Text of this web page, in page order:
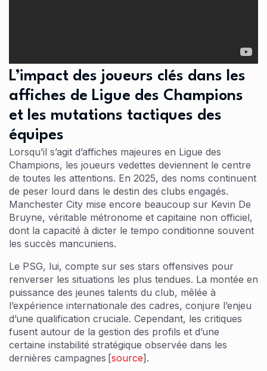
L’impact des joueurs clés dans les
affiches de Ligue des Champions
et les mutations tactiques des
équipes
Lorsqu’il s’agit d’affiches majeures en Ligue des
Champions, les joueurs vedettes deviennent le centre
de toutes les attentions. En 2025, des noms continuent
de peser lourd dans le destin des clubs engagés.
Manchester City mise encore beaucoup sur Kevin De
Bruyne, véritable métronome et capitaine non officiel,
dont la capacité à dicter le tempo conditionne souvent
les succès mancuniens.
Le PSG, lui, compte sur ses stars offensives pour
renverser les situations les plus tendues. La montée en
puissance des jeunes talents du club, mêlée à
l’expérience internationale des cadres, conjure l’enjeu
d’une qualification cruciale. Cependant, les critiques
fusent autour de la gestion des profils et d’une
certaine instabilité stratégique observée dans les
dernières campagnes [source].